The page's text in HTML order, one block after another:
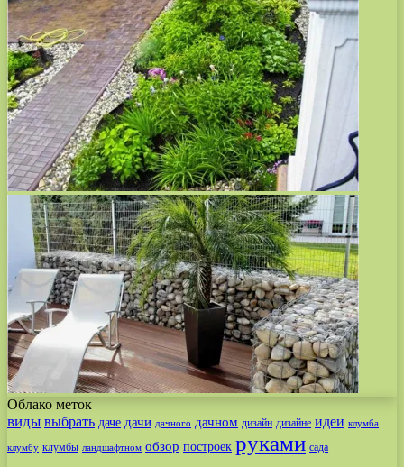
Облако меток
виды выбрать даче дачи дачного дачном дизайн дизайне идеи клумба
клумбу клумбы ландшафтном обзор построек руками сада